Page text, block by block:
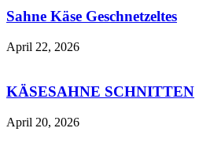
Sahne Käse Geschnetzeltes
April 22, 2026
KÄSESAHNE SCHNITTEN
April 20, 2026